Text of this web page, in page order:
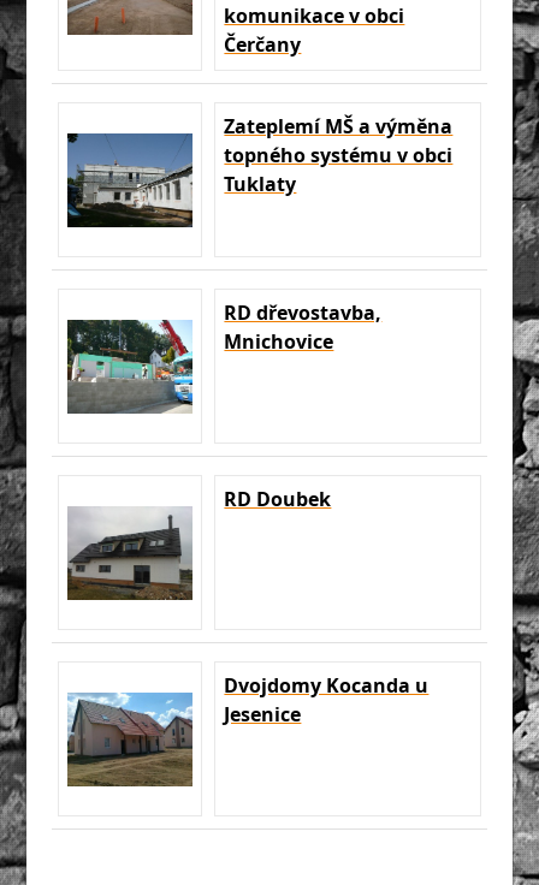
komunikace v obci
Čerčany
Zateplemí MŠ a výměna
topného systému v obci
Tuklaty
RD dřevostavba,
Mnichovice
RD Doubek
Dvojdomy Kocanda u
Jesenice